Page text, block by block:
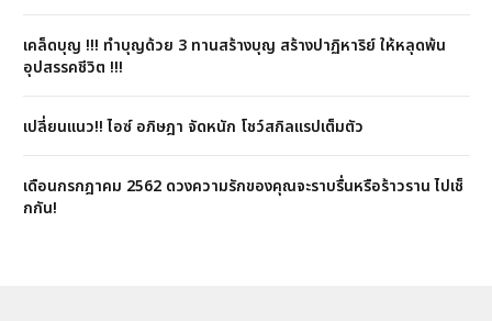
เคล็ดบุญ !!! ทำบุญด้วย 3 ทานสร้างบุญ สร้างปาฏิหาริย์ ให้หลุดพ้น
อุปสรรคชีวิต !!!
เปลี่ยนแนว!! ไอซ์ อภิษฎา จัดหนัก โชว์สกิลแรปเต็มตัว
เดือนกรกฎาคม 2562 ดวงความรักของคุณจะราบรื่นหรือร้าวราน ไปเช็
กกัน!